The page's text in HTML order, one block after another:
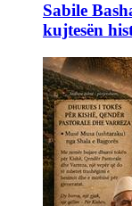
Sabile
kujtesën